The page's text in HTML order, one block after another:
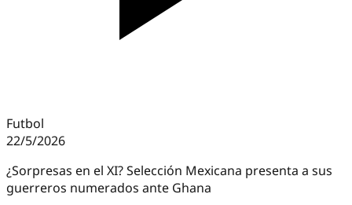
Futbol
22/5/2026
¿Sorpresas en el XI? Selección Mexicana presenta a sus
guerreros numerados ante Ghana